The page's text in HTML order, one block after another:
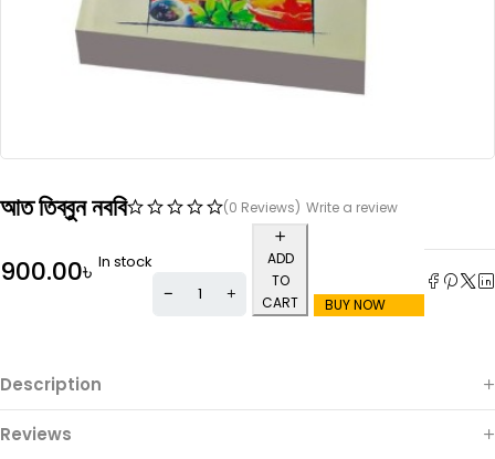
আত তিব্বুন নববি (0 Reviews) Write a review
900.00৳ In stock
ADD
TO
CART
BUY NOW
Description
Reviews